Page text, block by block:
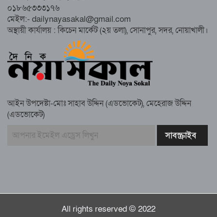
চেয়ারম্যান গ্রেপ্তার
গাউসিয়া কমিটির সম্পাদক কামাল হোসাইনের
স্মরণ সভায় মিলাদ ও দোয়া
কামরুল কাননের ছবি বিকৃত করে অপপ্রচারের
বাংলাদেশ আজ দুই ভাগে বিভক্ত—একটি
০১৮৬৫৩৩৩১৭৬
মেইল:- dailynayasakal@gmail.com
অস্থায়ী কার্যালয় : কিচেন মার্কেট (২য় তলা), সোনাপুর, সদর, নোয়াখালী।
আইন উপদেষ্টা-মোঃ সাহাব উদ্দিন (এডভোকেট), মেহেরাজ উদ্দিন
(এডভোকেট)
All rights reserved © 2022